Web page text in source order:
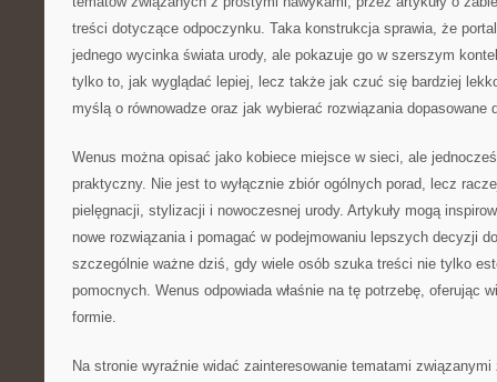
treści dotyczące odpoczynku. Taka konstrukcja sprawia, że
jednego wycinka świata urody, ale pokazuje go w szerszym
tylko to, jak wyglądać lepiej, lecz także jak czuć się bardziej
myślą o równowadze oraz jak wybierać rozwiązania dopasowane
Wenus można opisać jako kobiece miejsce w sieci, ale
praktyczny. Nie jest to wyłącznie zbiór ogólnych porad, lecz
pielęgnacji, stylizacji i nowoczesnej urody. Artykuły mogą
nowe rozwiązania i pomagać w podejmowaniu lepszych decyzji
szczególnie ważne dziś, gdy wiele osób szuka treści nie tylko
pomocnych. Wenus odpowiada właśnie na tę potrzebę, oferując
formie.
Na stronie wyraźnie widać zainteresowanie tematami